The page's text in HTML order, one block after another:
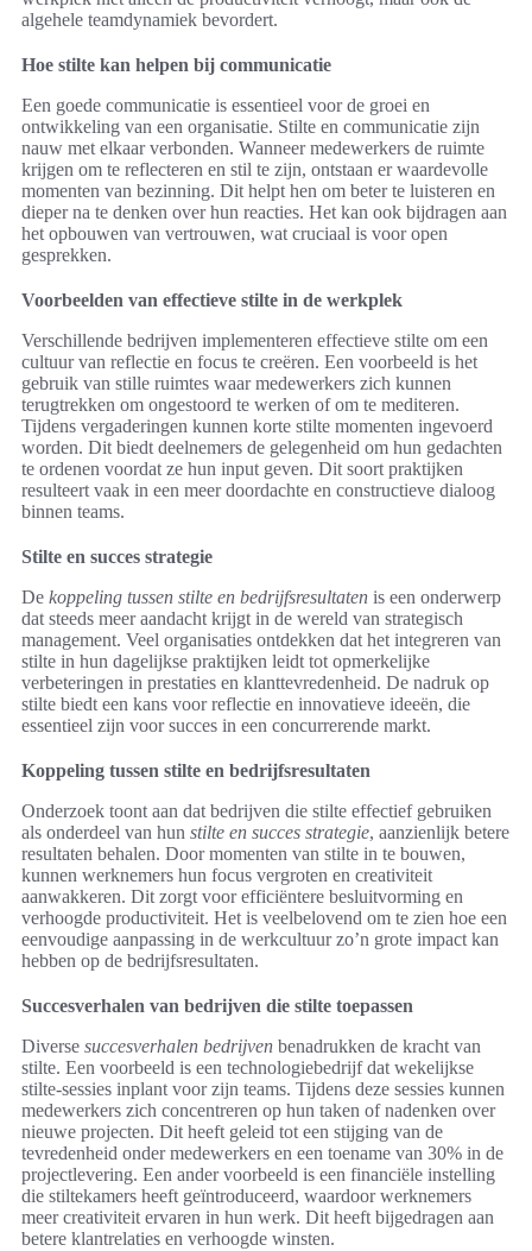
algehele teamdynamiek bevordert.
Hoe stilte kan helpen bij communicatie
Een goede communicatie is essentieel voor de groei en
ontwikkeling van een organisatie. Stilte en communicatie zijn
nauw met elkaar verbonden. Wanneer medewerkers de ruimte
krijgen om te reflecteren en stil te zijn, ontstaan er waardevolle
momenten van bezinning. Dit helpt hen om beter te luisteren en
dieper na te denken over hun reacties. Het kan ook bijdragen aan
het opbouwen van vertrouwen, wat cruciaal is voor open
gesprekken.
Voorbeelden van effectieve stilte in de werkplek
Verschillende bedrijven implementeren effectieve stilte om een
cultuur van reflectie en focus te creëren. Een voorbeeld is het
gebruik van stille ruimtes waar medewerkers zich kunnen
terugtrekken om ongestoord te werken of om te mediteren.
Tijdens vergaderingen kunnen korte stilte momenten ingevoerd
worden. Dit biedt deelnemers de gelegenheid om hun gedachten
te ordenen voordat ze hun input geven. Dit soort praktijken
resulteert vaak in een meer doordachte en constructieve dialoog
binnen teams.
Stilte en succes strategie
De koppeling tussen stilte en bedrijfsresultaten is een onderwerp
dat steeds meer aandacht krijgt in de wereld van strategisch
management. Veel organisaties ontdekken dat het integreren van
stilte in hun dagelijkse praktijken leidt tot opmerkelijke
verbeteringen in prestaties en klanttevredenheid. De nadruk op
stilte biedt een kans voor reflectie en innovatieve ideeën, die
essentieel zijn voor succes in een concurrerende markt.
Koppeling tussen stilte en bedrijfsresultaten
Onderzoek toont aan dat bedrijven die stilte effectief gebruiken
als onderdeel van hun stilte en succes strategie, aanzienlijk betere
resultaten behalen. Door momenten van stilte in te bouwen,
kunnen werknemers hun focus vergroten en creativiteit
aanwakkeren. Dit zorgt voor efficiëntere besluitvorming en
verhoogde productiviteit. Het is veelbelovend om te zien hoe een
eenvoudige aanpassing in de werkcultuur zo’n grote impact kan
hebben op de bedrijfsresultaten.
Succesverhalen van bedrijven die stilte toepassen
Diverse succesverhalen bedrijven benadrukken de kracht van
stilte. Een voorbeeld is een technologiebedrijf dat wekelijkse
stilte-sessies inplant voor zijn teams. Tijdens deze sessies kunnen
medewerkers zich concentreren op hun taken of nadenken over
nieuwe projecten. Dit heeft geleid tot een stijging van de
tevredenheid onder medewerkers en een toename van 30% in de
projectlevering. Een ander voorbeeld is een financiële instelling
die stiltekamers heeft geïntroduceerd, waardoor werknemers
meer creativiteit ervaren in hun werk. Dit heeft bijgedragen aan
betere klantrelaties en verhoogde winsten.